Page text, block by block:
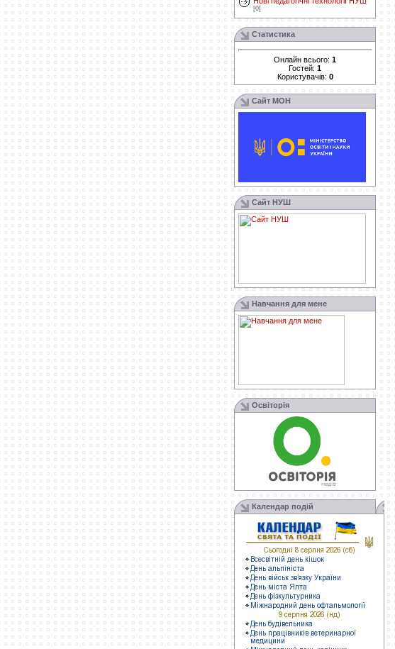
[0]
Статистика
Онлайн всього: 1
Гостей: 1
Користувачів: 0
Сайт МОН
Сайт НУШ
Навчання для мене
Освіторія
Календар подій